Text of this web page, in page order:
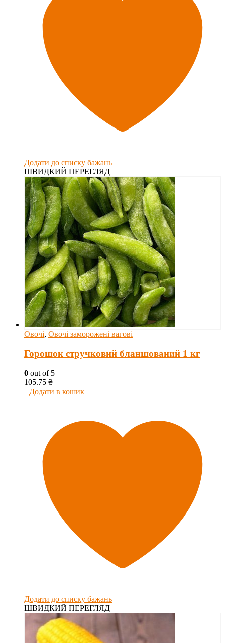
Додати до списку бажань
ШВИДКИЙ ПЕРЕГЛЯД
Овочі, Овочі заморожені вагові
Горошок стручковий бланшований 1 кг
0 out of 5
105.75 ₴
Додати в кошик
Додати до списку бажань
ШВИДКИЙ ПЕРЕГЛЯД